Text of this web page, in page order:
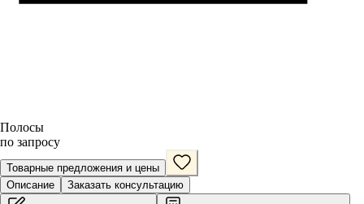
Полосы
по запросу
Товарные предложения и цены
Описание
Заказать консультацию